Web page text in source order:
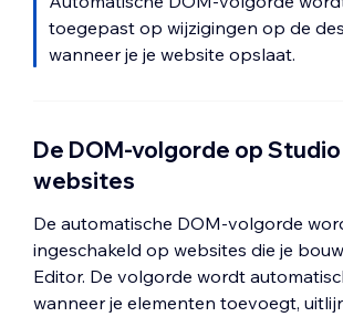
toegepast op wijzigingen op de
wanneer je je website opslaat.
De DOM-volgorde op
websites
De automatische DOM-volgorde
ingeschakeld op websites die je
Editor. De volgorde wordt
wanneer je elementen toevoegt,